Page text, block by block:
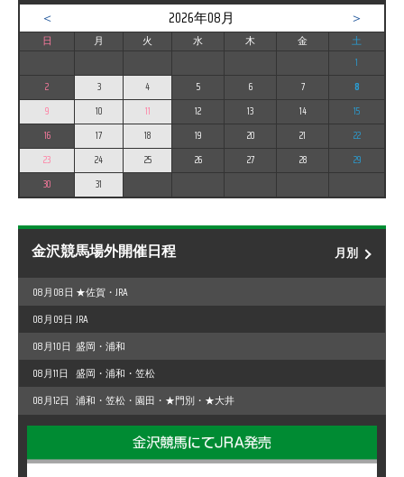
＜ 2026年08月 ＞
日 月 火 水 木 金
土
1
2
3 4 5 6 7
8
9
10 11 12 13 14
15
16
17 18 19 20 21
22
23
24 25 26 27 28
29
30
31
金沢競馬場外開催日程 月別
08月08日 ★佐賀・JRA
08月09日 JRA
08月10日 盛岡・浦和
08月11日 盛岡・浦和・笠松
08月12日 浦和・笠松・園田・★門別・★大井